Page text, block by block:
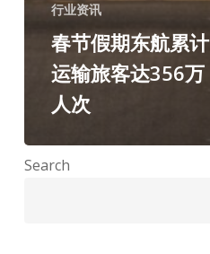
行业资讯
春节假期东航累计
运输旅客达356万
人次
Search